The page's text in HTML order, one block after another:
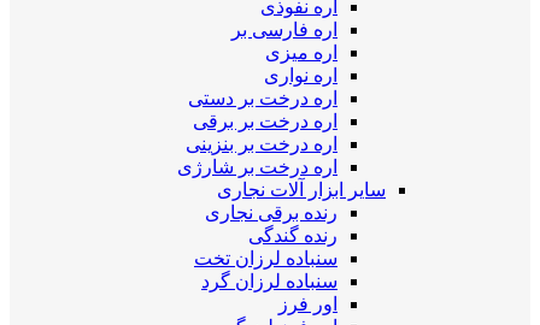
اره نفوذی
اره فارسی بر
اره میزی
اره نواری
اره درخت بر دستی
اره درخت بر برقی
اره درخت بر بنزینی
اره درخت بر شارژی
سایر ابزار آلات نجاری
رنده برقی نجاری
رنده گندگی
سنباده لرزان تخت
سنباده لرزان گرد
اور فرز